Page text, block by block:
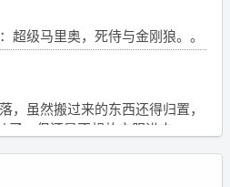
超级马里奥，死侍与金刚狼。。
，虽然搬过来的东西还得归置，
，但还是不想放衣服进去。